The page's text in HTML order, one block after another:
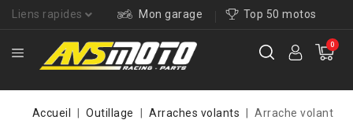
Liens rapides Mon garage Top 50 motos
0
Accueil Outillage Arraches volants
Arrache volant